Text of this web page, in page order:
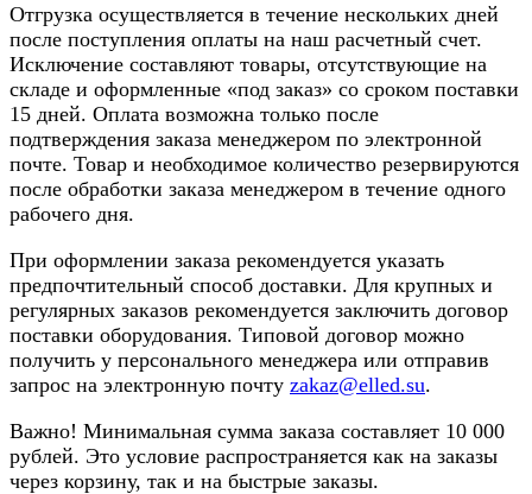
Отгрузка осуществляется в течение нескольких дней
после поступления оплаты на наш расчетный счет.
Исключение составляют товары, отсутствующие на
складе и оформленные «под заказ» со сроком поставки
15 дней. Оплата возможна только после
подтверждения заказа менеджером по электронной
почте. Товар и необходимое количество резервируются
после обработки заказа менеджером в течение одного
рабочего дня.
При оформлении заказа рекомендуется указать
предпочтительный способ доставки. Для крупных и
регулярных заказов рекомендуется заключить договор
поставки оборудования. Типовой договор можно
получить у персонального менеджера или отправив
запрос на электронную почту zakaz@elled.su.
Важно! Минимальная сумма заказа составляет 10 000
рублей. Это условие распространяется как на заказы
через корзину, так и на быстрые заказы.